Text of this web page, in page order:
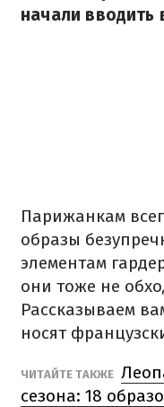
начали вводить
Парижанкам
образы
элементам
они тоже не
Рассказываем
носят
ЧИТАЙТЕ ТАКЖЕ
сезона: 18